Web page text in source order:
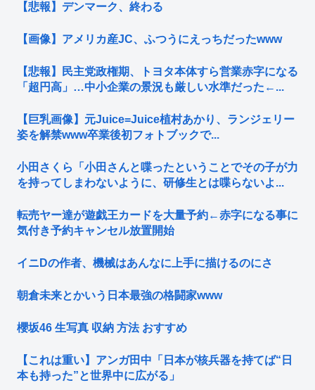
【悲報】デンマーク、終わる
【画像】アメリカ産JC、ふつうにえっちだったwww
【悲報】民主党政権期、トヨタ本体すら営業赤字になる
「超円高」…中小企業の景況も厳しい水準だった←...
【巨乳画像】元Juice=Juice植村あかり、ランジェリー
姿を解禁www卒業後初フォトブックで...
小田さくら「小田さんと喋ったということでその子が力
を持ってしまわないように、研修生とは喋らないよ...
転売ヤー達が遊戯王カードを大量予約←赤字になる事に
気付き予約キャンセル放置開始
イニDの作者、機械はあんなに上手に描けるのにさ
朝倉未来とかいう日本最強の格闘家www
櫻坂46 生写真 収納 方法 おすすめ
【これは重い】アンガ田中「日本が核兵器を持てば“日
本も持った”と世界中に広がる」